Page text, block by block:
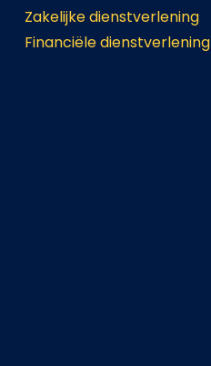
Zakelijke dienstverlening
Financiële dienstverlening